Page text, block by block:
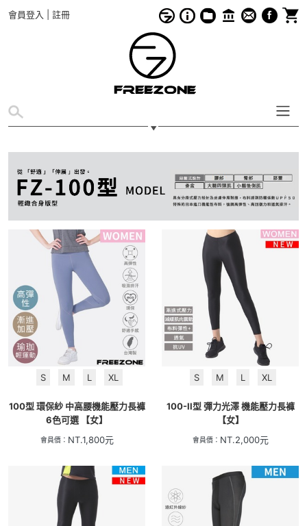
會員登入 註冊
S M L XL
100型 環保紗 中高腰機能壓力長褲
6色可選 【女】
會員價： NT.1,800元
S M L XL
100-II型 彈力光澤 機能壓力長褲
【女】
會員價： NT.2,000元